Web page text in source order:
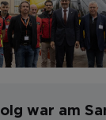
war am